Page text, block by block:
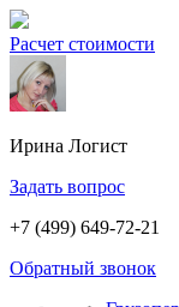
Расчет стоимости
Ирина Логист
Задать вопрос
+7 (499) 649-72-21
Обратный звонок